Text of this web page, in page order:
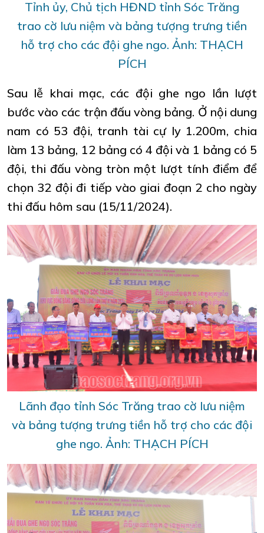
Tỉnh ủy, Chủ tịch HĐND tỉnh Sóc Trăng
trao cờ lưu niệm và bảng tượng trưng tiền
hỗ trợ cho các đội ghe ngo. Ảnh: THẠCH
PÍCH
Sau lễ khai mạc, các đội ghe ngo lần lượt
bước vào các trận đấu vòng bảng. Ở nội dung
nam có 53 đội, tranh tài cự ly 1.200m, chia
làm 13 bảng, 12 bảng có 4 đội và 1 bảng có 5
đội, thi đấu vòng tròn một lượt tính điểm để
chọn 32 đội đi tiếp vào giai đoạn 2 cho ngày
thi đấu hôm sau (15/11/2024).
Lãnh đạo tỉnh Sóc Trăng trao cờ lưu niệm
và bảng tượng trưng tiền hỗ trợ cho các đội
ghe ngo. Ảnh: THẠCH PÍCH